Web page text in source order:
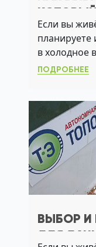
ЗИМОЙ:
ДЛЯ
Если вы
планируете
в холодное
ПОДРОБНЕЕ
ВЫБОР И
ДЛЯ